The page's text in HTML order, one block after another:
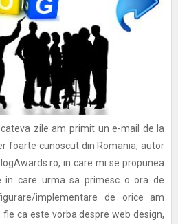
zile am primit un e-mail de la
foarte cunoscut din Romania, autor
in care mi se propunea
in care urma sa primesc o ora de
implementare de orice am
ca este vorba despre web design,